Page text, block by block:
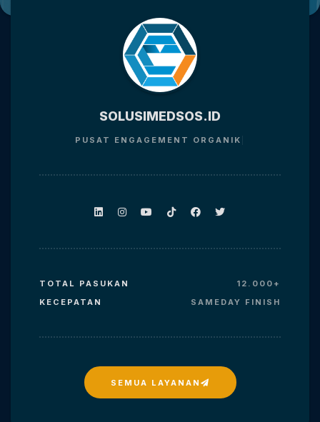
SOLUSIMEDSOS.ID
PUSAT ENGAGEMENT ORGANIK
TOTAL PASUKAN
12.000+
KECEPATAN
SAMEDAY FINISH
SEMUA LAYANAN